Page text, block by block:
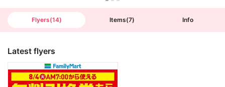
Flyers(14) Items(7) Info
Latest flyers